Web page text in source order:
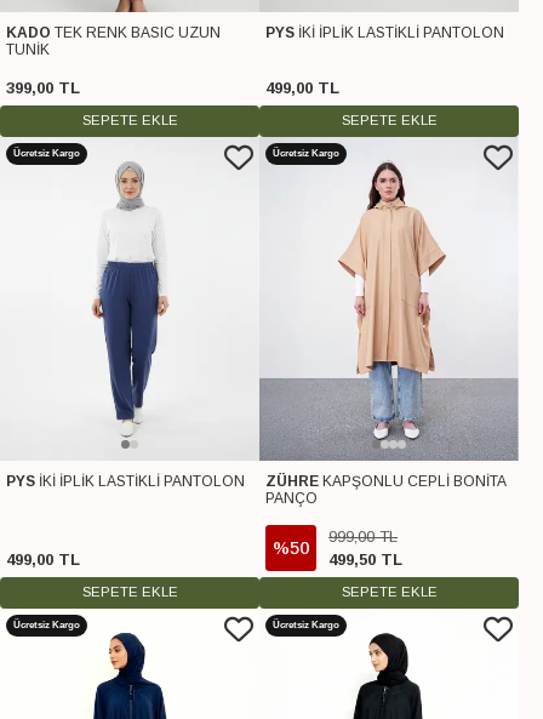
KADO TEK RENK BASIC UZUN
TUNİK
399,00 TL
SEPETE EKLE
PYS İKİ İPLİK LASTİKLİ PANTOLON
499,00 TL
SEPETE EKLE
Ücretsiz Kargo
PYS İKİ İPLİK LASTİKLİ PANTOLON
499,00 TL
SEPETE EKLE
Ücretsiz Kargo
ZÜHRE KAPŞONLU CEPLİ BONİTA
PANÇO
%50
999,00 TL
499,50 TL
SEPETE EKLE
Ücretsiz Kargo Ücretsiz Kargo